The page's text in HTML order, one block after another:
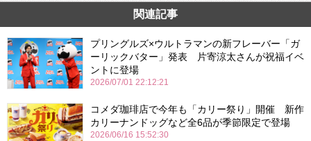
関連記事
プリングルズ×ウルトラマンの新フレーバー「ガ
ーリックバター」発表 片寄涼太さんが祝福イベ
ントに登場
2026/07/01 22:12:21
コメダ珈琲店で今年も「カリー祭り」開催 新作
カリーナンドッグなど全6品が季節限定で登場
2026/06/16 15:52:30